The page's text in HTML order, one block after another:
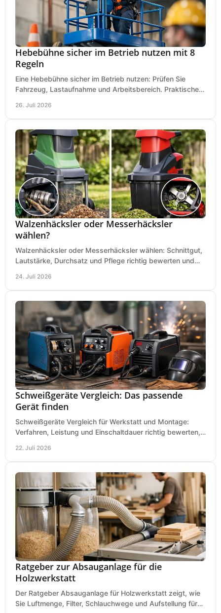
Hebebühne sicher im Betrieb nutzen mit 8
Regeln
Eine Hebebühne sicher im Betrieb nutzen: Prüfen Sie
Fahrzeug, Lastaufnahme und Arbeitsbereich. Praktische
26. Juli 2026
Walzenhäcksler oder Messerhäcksler
wählen?
Walzenhäcksler oder Messerhäcksler wählen: Schnittgut,
Lautstärke, Durchsatz und Pflege richtig bewerten und
24. Juli 2026
Schweißgeräte Vergleich: Das passende
Gerät finden
Schweißgeräte Vergleich für Werkstatt und Montage:
Verfahren, Leistung und Einschaltdauer richtig bewerten,
22. Juli 2026
Ratgeber zur Absauganlage für die
Holzwerkstatt
Der Ratgeber Absauganlage für Holzwerkstatt zeigt, wie
Sie Luftmenge, Filter, Schlauchwege und Aufstellung für